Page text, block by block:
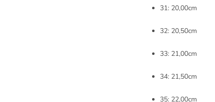
31: 20,00cm
32: 20,50cm
33: 21,00cm
34: 21,50cm
35: 22,00cm